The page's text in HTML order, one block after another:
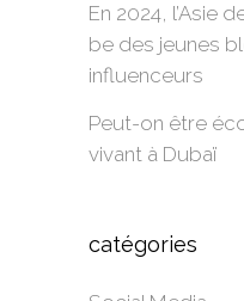
En 2024, l’Asie
be des jeunes
influenceurs
Peut-on être
vivant à Dubaï
catégories